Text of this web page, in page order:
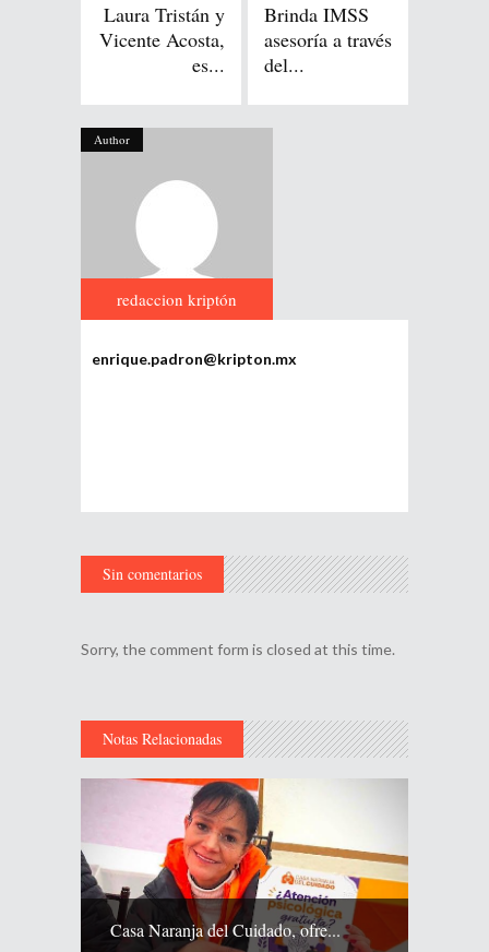
Laura Tristán y
Vicente Acosta,
es...
Brinda IMSS
asesoría a través
del...
Author
redaccion kriptón
enrique.padron@kripton.mx
Sin comentarios
Sorry, the comment form is closed at this time.
Notas Relacionadas
Casa Naranja del Cuidado, ofre...